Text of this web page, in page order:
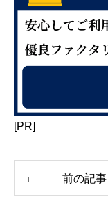
[PR]
前の記事